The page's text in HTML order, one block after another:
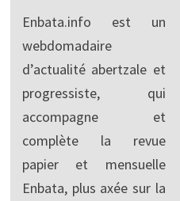
Enbata.info est un
webdomadaire
d’actualité abertzale et
progressiste, qui
accompagne et
complète la revue
papier et mensuelle
Enbata, plus axée sur la